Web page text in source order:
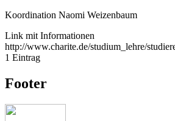
Koordination Naomi Weizenbaum
Link mit Informationen
http://www.charite.de/studium_lehre/
1 Eintrag
Footer